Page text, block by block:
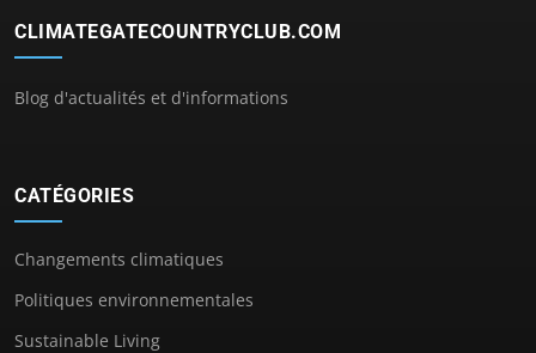
CLIMATEGATECOUNTRYCLUB.COM
Blog d'actualités et d'informations
CATÉGORIES
Changements climatiques
Politiques environnementales
Sustainable Living